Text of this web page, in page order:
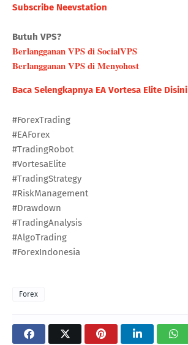
Subscribe Neevstation
Butuh VPS?
Berlangganan VPS di SocialVPS
Berlangganan VPS di Menyohost
Baca Selengkapnya EA Vortesa Elite Disini
#ForexTrading
#EAForex
#TradingRobot
#VortesaElite
#TradingStrategy
#RiskManagement
#Drawdown
#TradingAnalysis
#AlgoTrading
#ForexIndonesia
Forex